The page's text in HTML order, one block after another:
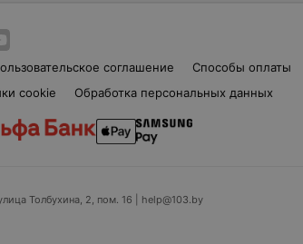
соглашение Способы оплаты
cookie Обработка персональных данных
Толбухина, 2, пом. 16 | help@103.by